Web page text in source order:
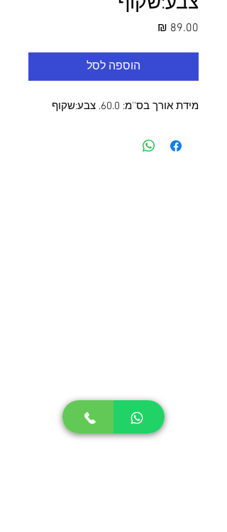
הוספה לסל
מידת אורך בס''מ: 60.0. צבע:שקוף